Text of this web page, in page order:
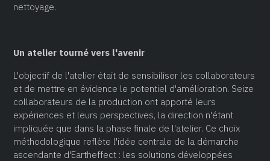
nettoyage.
Un atelier tourné vers l'avenir
L'objectif de l'atelier était de sensibiliser les collaborateurs
et de mettre en évidence le potentiel d'amélioration. Seize
collaborateurs de la production ont apporté leurs
expériences et leurs perspectives, la direction n'étant
impliquée que dans la phase finale de l'atelier. Ce choix
méthodologique reflète l'idée centrale de la démarche
ascendante d'Eartheffect : les solutions développées